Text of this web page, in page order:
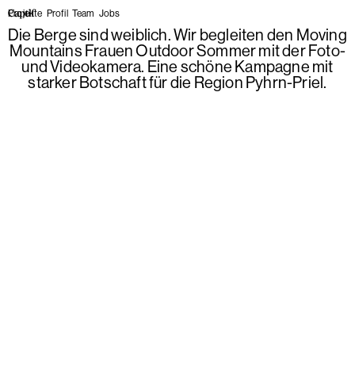
Projekte Profil Team Jobs
Die Berge sind weiblich. Wir begleiten den Moving
Mountains Frauen Outdoor Sommer mit der Foto-
und Videokamera. Eine schöne Kampagne mit
starker Botschaft für die Region Pyhrn-Priel.